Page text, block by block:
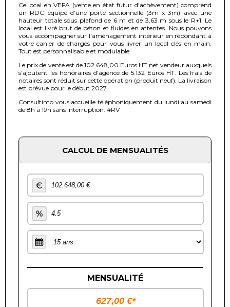
Ce local en VEFA (vente en état futur d'achèvement) comprend
un RDC équipé d'une porte sectionnelle (3m x 3m) avec une
hauteur totale sous plafond de 6 m et de 3,63 m sous le R+1. Le
local est livré brut de béton et fluides en attentes. Nous pouvons
vous accompagner sur l'aménagement intérieur en répondant à
votre cahier de charges pour vous livrer un local clés en main.
Tout est personnalisable et modulable.
Le prix de vente est de 102.648,00 Euros HT net vendeur auxquels
s'ajoutent les honoraires d'agence de 5.132 Euros HT. Les frais de
notaires sont réduit sur cette opération (produit neuf). La livraison
est prévue pour le début 2027.
Consultimo vous accueille téléphoniquement du lundi au samedi
de 8h à 19h sans interruption. #RV
CALCUL DE MENSUALITÉS
MENSUALITÉ